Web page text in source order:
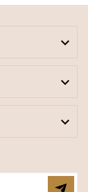


